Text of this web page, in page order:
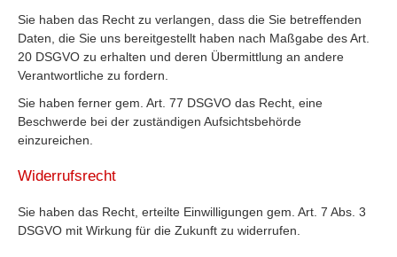
Sie haben das Recht zu verlangen, dass die Sie betreffenden
Daten, die Sie uns bereitgestellt haben nach Maßgabe des Art.
20 DSGVO zu erhalten und deren Übermittlung an andere
Verantwortliche zu fordern.
Sie haben ferner gem. Art. 77 DSGVO das Recht, eine
Beschwerde bei der zuständigen Aufsichtsbehörde
einzureichen.
Widerrufsrecht
Sie haben das Recht, erteilte Einwilligungen gem. Art. 7 Abs. 3
DSGVO mit Wirkung für die Zukunft zu widerrufen.